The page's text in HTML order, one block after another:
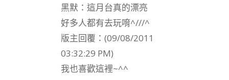
黑默：這月台真的漂亮
好多人都有去玩唷^///^
版主回覆：(09/08/2011
03:32:29 PM)
我也喜歡這裡~^^